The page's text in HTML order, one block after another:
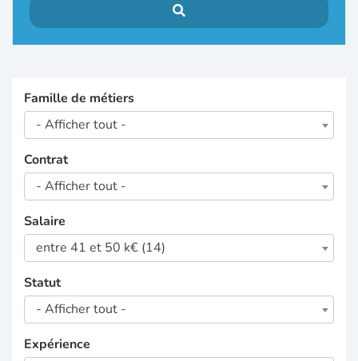
Famille de métiers
- Afficher tout -
Contrat
- Afficher tout -
Salaire
entre 41 et 50 k€ (14)
Statut
- Afficher tout -
Expérience